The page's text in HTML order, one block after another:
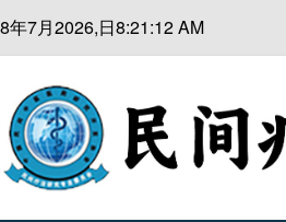
8年7月2026,日8:21:13 AM